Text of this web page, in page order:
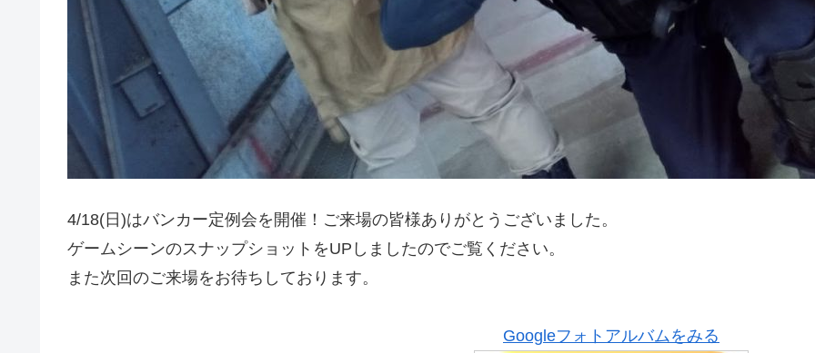
4/18(日)はバンカー定例会を開催！ご来場の皆様ありがとうございました。
ゲームシーンのスナップショットをUPしましたのでご覧ください。
また次回のご来場をお待ちしております。
Googleフォトアルバムをみる